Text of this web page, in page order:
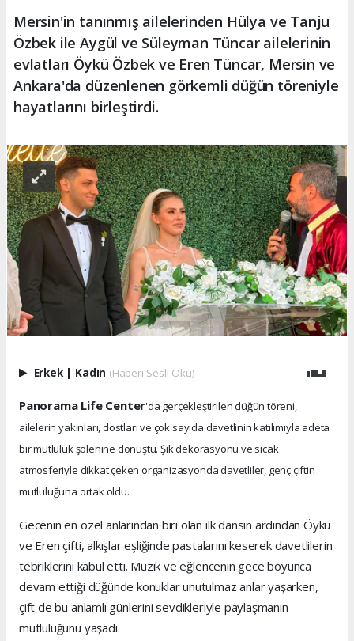
Mersin'in tanınmış ailelerinden Hülya ve Tanju
Özbek ile Aygül ve Süleyman Tüncar ailelerinin
evlatları Öykü Özbek ve Eren Tüncar, Mersin ve
Ankara'da düzenlenen görkemli düğün töreniyle
hayatlarını birleştirdi.
Erkek Kadın (Haberi Sesli Oku)
Panorama Life Center'da gerçekleştirilen düğün töreni,
ailelerin yakınları, dostları ve çok sayıda davetlinin katılımıyla adeta
bir mutluluk şölenine dönüştü. Şık dekorasyonu ve sıcak
atmosferiyle dikkat çeken organizasyonda davetliler, genç çiftin
mutluluğuna ortak oldu.
Gecenin en özel anlarından biri olan ilk dansın ardından Öykü
ve Eren çifti, alkışlar eşliğinde pastalarını keserek davetlilerin
tebriklerini kabul etti. Müzik ve eğlencenin gece boyunca
devam ettiği düğünde konuklar unutulmaz anlar yaşarken,
çift de bu anlamlı günlerini sevdikleriyle paylaşmanın
mutluluğunu yaşadı.